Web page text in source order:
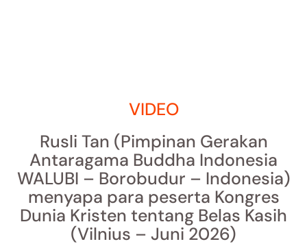
VIDEO
Rusli Tan (Pimpinan Gerakan
Antaragama Buddha Indonesia
WALUBI – Borobudur – Indonesia)
menyapa para peserta Kongres
Dunia Kristen tentang Belas Kasih
(Vilnius – Juni 2026)